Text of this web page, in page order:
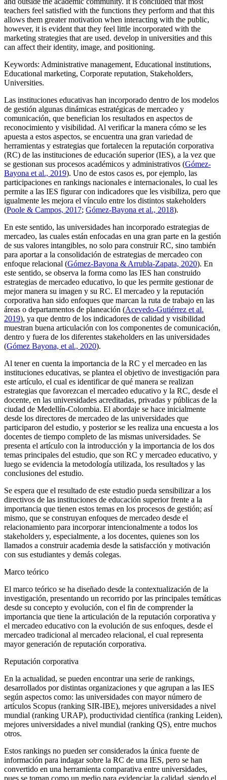
teachers feel satisfied with the functions they perform and that this
allows them greater motivation when interacting with the public,
however, it is evident that they feel little incorporated with the
marketing strategies that are used. develop in universities and this
can affect their identity, image, and positioning.
Keywords: Administrative management, Educational institutions,
Educational marketing, Corporate reputation, Stakeholders,
Universities.
Las instituciones educativas han incorporado dentro de los modelos
de gestión algunas dinámicas estratégicas de mercadeo y
comunicación, que benefician los resultados en aspectos de
reconocimiento y visibilidad. Al verificar la manera cómo se les
apuesta a estos aspectos, se encuentra una gran variedad de
herramientas y estrategias que fortalecen la reputación corporativa
(RC) de las instituciones de educación superior (IES), a la vez que
se gestionan sus procesos académicos y administrativos (Gómez-
Bayona et al., 2019). Uno de estos casos es, por ejemplo, las
participaciones en rankings nacionales e internacionales, lo cual les
permite a las IES figurar con indicadores que les visibiliza, pero que
igualmente les mejora el vínculo entre los distintos stakeholders
(Poole & Campos, 2017; Gómez-Bayona et al., 2018).
En este sentido, las universidades han incorporado estrategias de
mercadeo, las cuales están enfocadas en una gran parte en la gestión
de sus valores intangibles, no solo para construir RC, sino también
para aportar a la consolidación de estrategias de mercadeo con
enfoque relacional (Gómez-Bayona & Arrubla-Zapata, 2020). En
este sentido, se observa la forma como las IES han construido
estrategias de mercadeo educativo, lo que les permite gestionar de
mejor manera su imagen y su RC. El mercadeo y la reputación
corporativa han sido enfoques que marcan la ruta de trabajo en las
áreas o departamentos de planeación (Acevedo-Gutiérrez et al.
2019), ya que dentro de los indicadores de calidad y visibilidad
muestran buena articulación con los componentes de comunicación,
dentro y fuera de los diferentes stakeholders en las universidades
(Gómez Bayona, et al., 2020).
Al tener en cuenta la importancia de la RC y el mercadeo en las
instituciones educativas, se plantea el objetivo de investigación para
este artículo, el cual es identificar de qué manera se realizan
estrategias que favorezcan el mercadeo educativo y la RC, desde el
docente, en las universidades acreditadas, privadas y públicas de la
ciudad de Medellín-Colombia. El abordaje se hace inicialmente
desde los directores de mercadeo de las universidades que
participaron del estudio, y posterior se les realiza una encuesta a los
docentes de tiempo completo de las mismas universidades. Se
presenta el artículo con la introducción y la importancia de los dos
temas principales del estudio, que son RC y mercadeo educativo, y
luego se evidencia la metodología utilizada, los resultados y las
conclusiones del estudio.
Se espera que el resultado de este estudio pueda sensibilizar a los
directivos de las instituciones de educación superior frente a la
importancia que tienen estos temas en los procesos de gestión; así
mismo, que se construyan enfoques de mercadeo desde el
relacionamiento para incorporar intencionalmente a todos los
stakeholders y, especialmente, a los docentes, quienes son los
llamados a construir academia desde la satisfacción y motivación
con sus estudiantes y demás colegas.
Marco teórico
El marco teórico se ha diseñado desde la contextualización de la
investigación, presentando un recorrido por las principales temáticas
desde su concepto y evolución, con el fin de comprender la
importancia que tiene la articulación de la reputación corporativa y
el mercadeo educativo con la evolución de sus enfoques, desde el
mercadeo tradicional al mercadeo relacional, el cual representa
mayor generación de reputación corporativa.
Reputación corporativa
En la actualidad, se pueden encontrar una serie de rankings,
desarrollados por distintas organizaciones y que agrupan a las IES
según aspectos como: las universidades con mayor número de
artículos Scopus (ranking SIR-IBE), mejores universidades a nivel
mundial (ranking URAP), productividad científica (ranking Leiden),
mejores universidades a nivel mundial (ranking QS), entre muchos
otros.
Estos rankings no pueden ser considerados la única fuente de
información para indagar sobre la RC de una IES, pero se han
convertido en una herramienta comparativa entre universidades,
pues se toman como un medio para evidenciar la calidad, siendo el